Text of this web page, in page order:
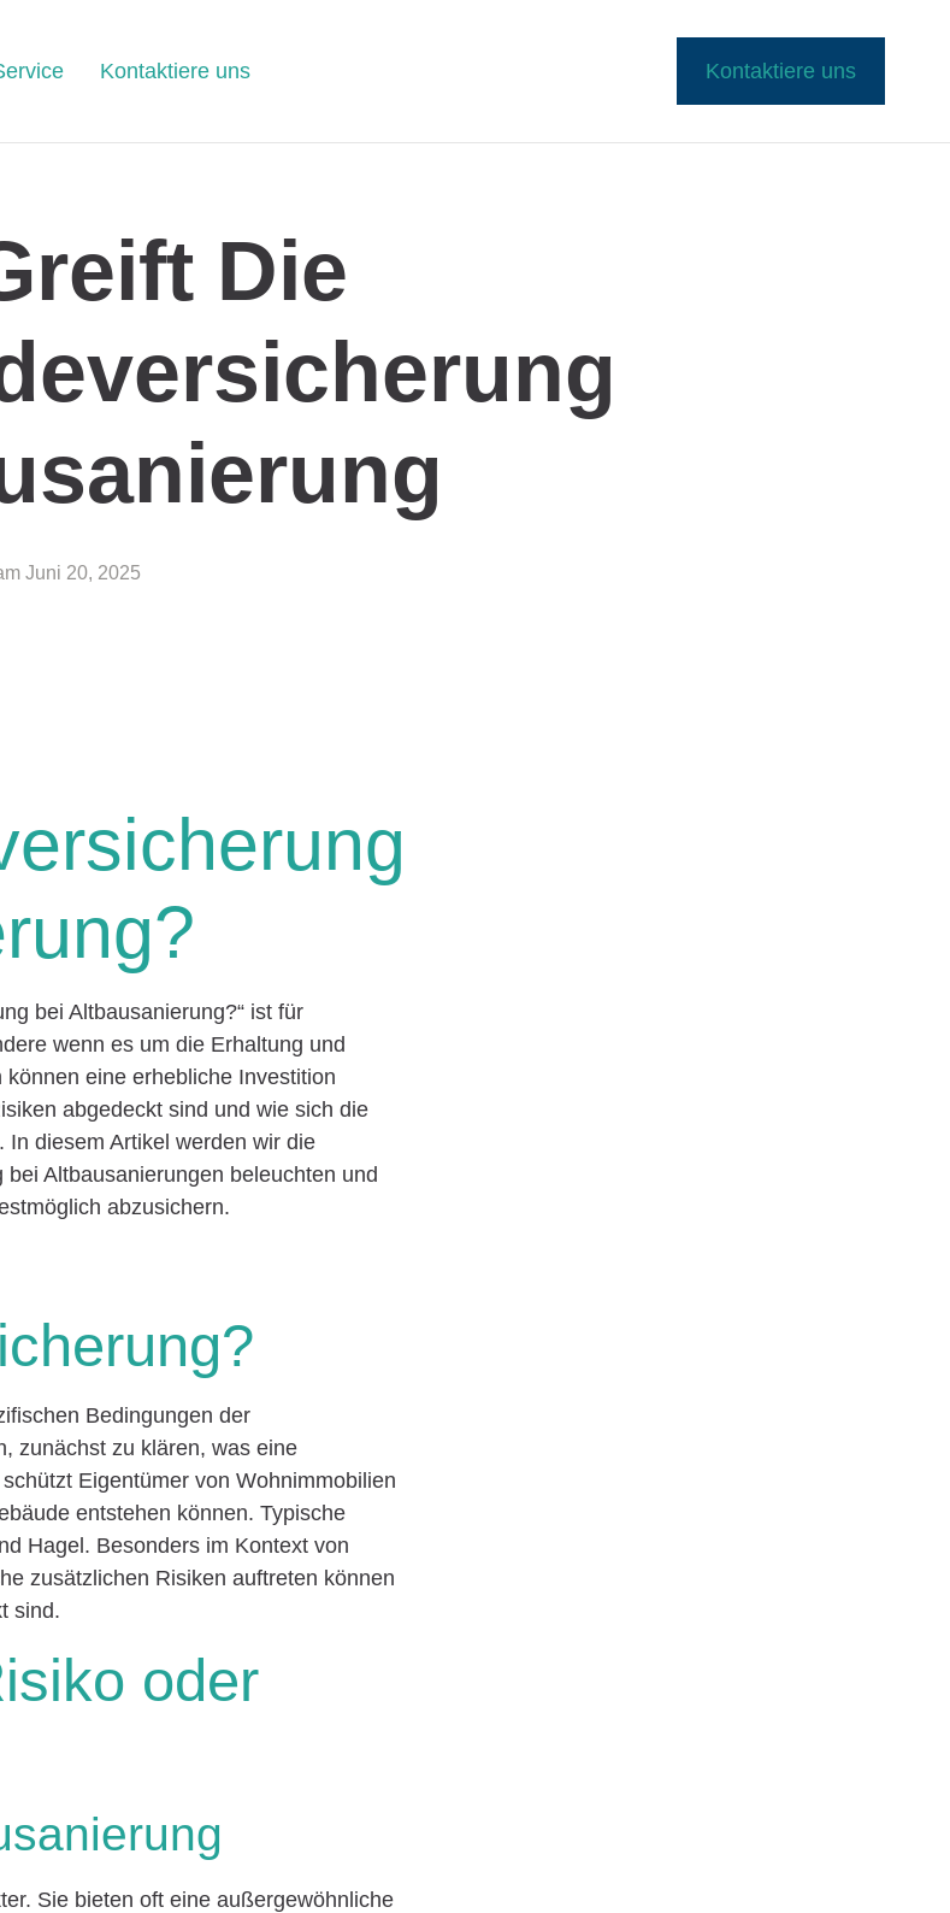
Kontaktiere uns Kontaktiere uns
Die
Juni 20, 2025
bei Altbausanierung?“ ist für
wenn es um die Erhaltung und
eine erhebliche Investition
abgedeckt sind und wie sich die
diesem Artikel werden wir die
Altbausanierungen beleuchten und
abzusichern.
Bedingungen der
zunächst zu klären, was eine
Eigentümer von Wohnimmobilien
entstehen können. Typische
Hagel. Besonders im Kontext von
zusätzlichen Risiken auftreten können
sind.
oder
Sie bieten oft eine außergewöhnliche